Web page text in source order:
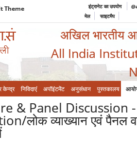
Theme इंट्रानेट का उपयोग
मेल
साइटमैप
अखिल भारतीय
All India
केन्‍द्र निविदाएं अपॉइंटमेंट अनुसंधान पुस्तकालय
& Panel
लोक व्याख्यान एवं पैनल